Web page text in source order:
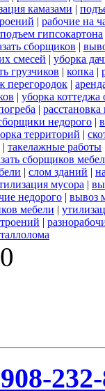
камазами |
| рабочие на
подъем гипсокартона
сборщиков |
смесей | уборка
грузчиков | копка |
перегородок |
| уборка коттеджа
| расстановка
недорого |
территорий |
| такелажные работы
сборщиков
| слом зданий |
мусора |
недорого | вывоз
мебели |
|